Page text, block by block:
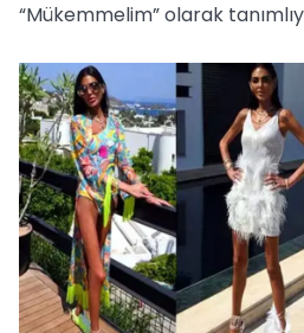
“Mükemmelim” olarak